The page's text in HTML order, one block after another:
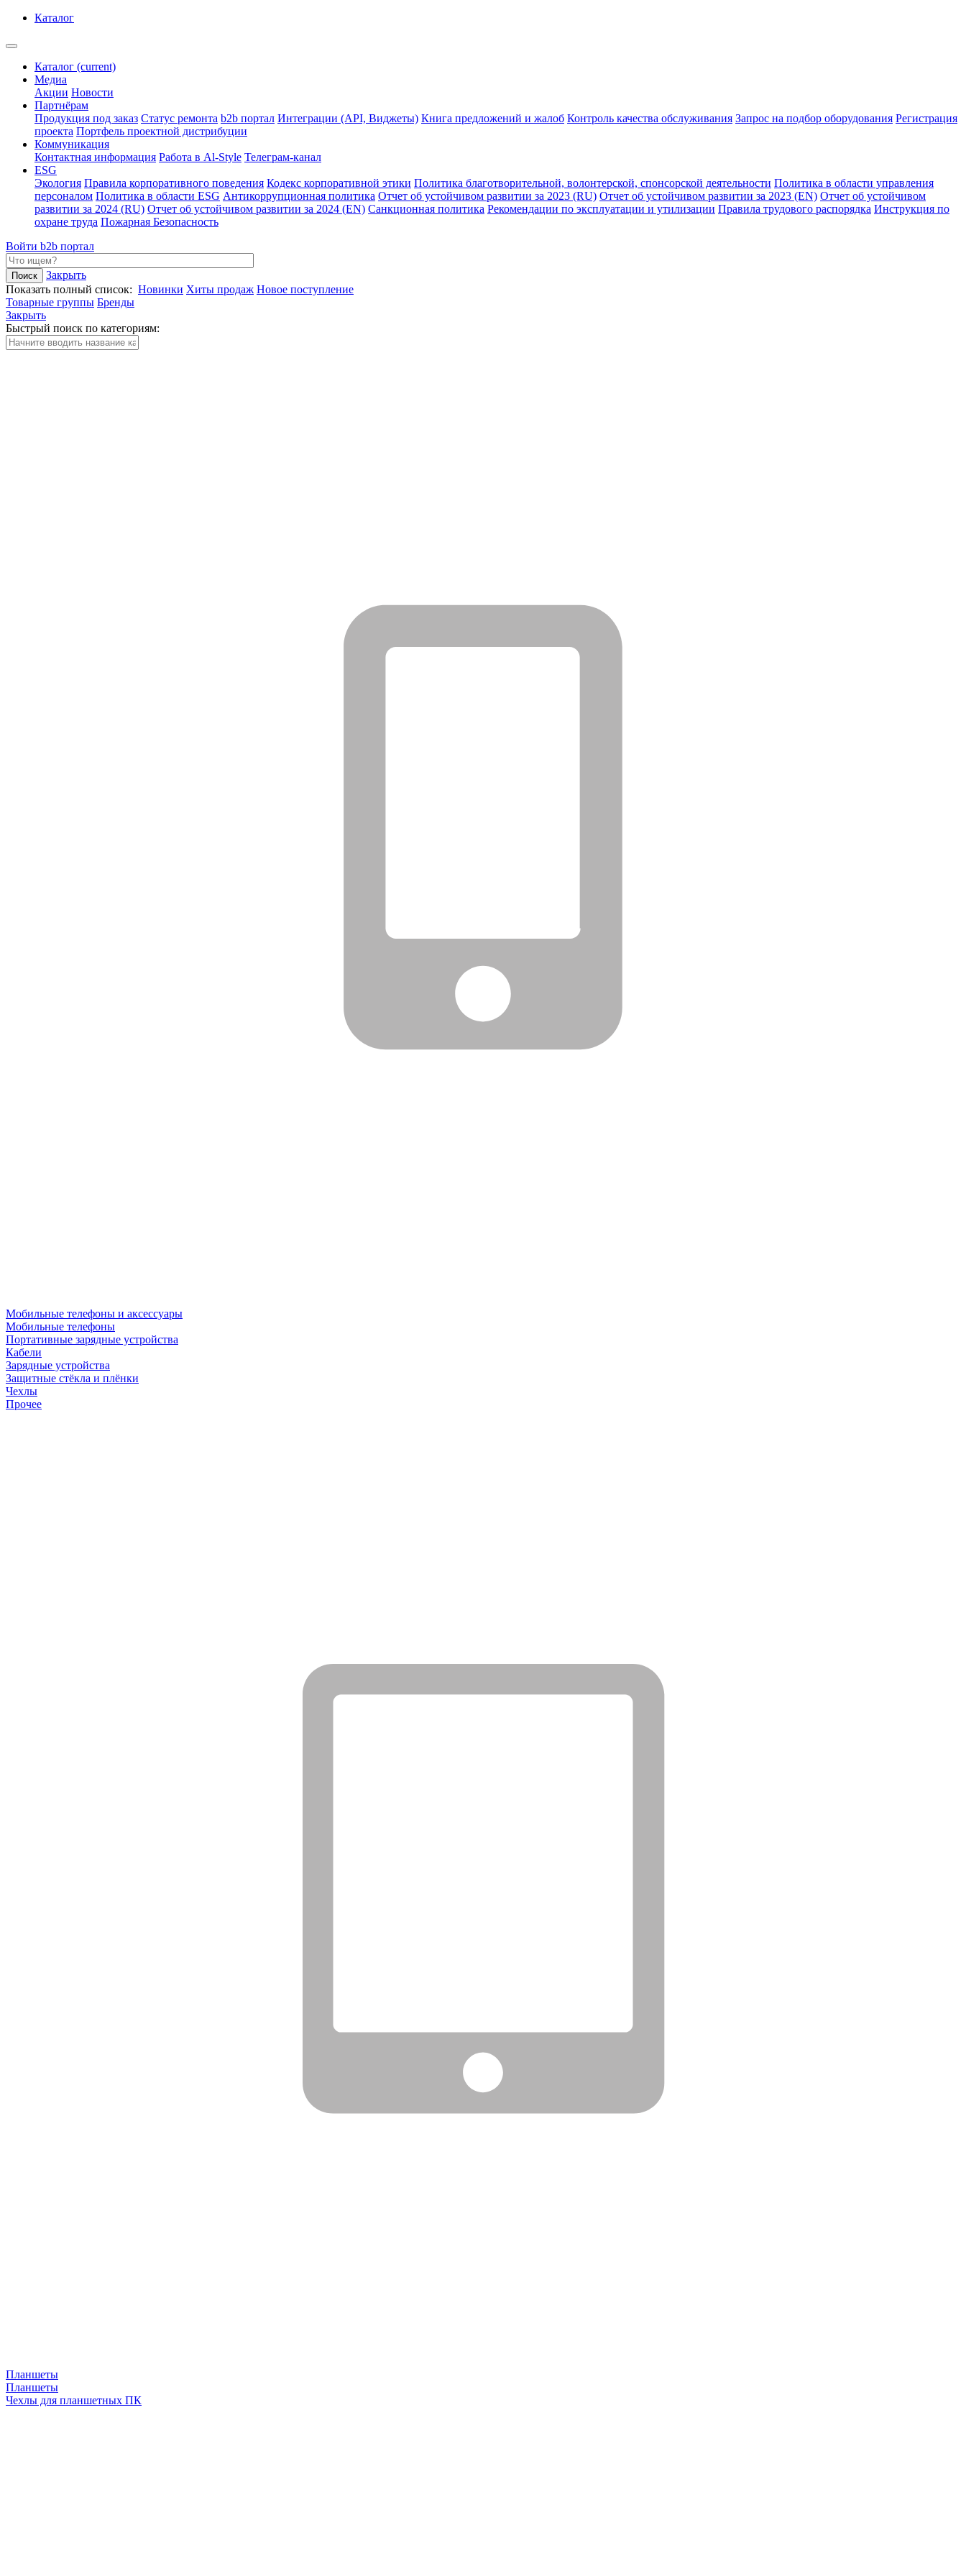
Каталог
Каталог (current)
Медиа
Акции Новости
Партнёрам
Продукция под заказ Статус ремонта b2b портал Интеграции (API, Виджеты) Книга предложений и жалоб Контроль качества обслуживания Запрос на подбор оборудования Регистрация
проекта Портфель проектной дистрибуции
Коммуникация
Контактная информация Работа в Al-Style Телеграм-канал
ESG
Экология Правила корпоративного поведения Кодекс корпоративной этики Политика благотворительной, волонтерской, спонсорской деятельности Политика в области управления
персоналом Политика в области ESG Антикоррупционная политика Отчет об устойчивом развитии за 2023 (RU) Отчет об устойчивом развитии за 2023 (EN) Отчет об устойчивом
развитии за 2024 (RU) Отчет об устойчивом развитии за 2024 (EN) Санкционная политика Рекомендации по эксплуатации и утилизации Правила трудового распорядка Инструкция по
охране труда Пожарная Безопасность
Войти b2b портал
Закрыть
Показать полный список: Новинки Хиты продаж Новое поступление
Товарные группы Бренды
Закрыть
Быстрый поиск по категориям:
Мобильные телефоны и аксессуары
Мобильные телефоны
Портативные зарядные устройства
Кабели
Зарядные устройства
Защитные стёкла и плёнки
Чехлы
Прочее
Планшеты
Планшеты
Чехлы для планшетных ПК